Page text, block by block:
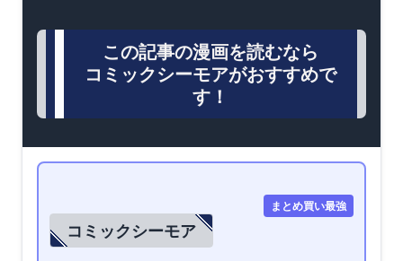
この記事の漫画を読むなら
コミックシーモアがおすすめで
す！
コミックシーモア
まとめ買い最強